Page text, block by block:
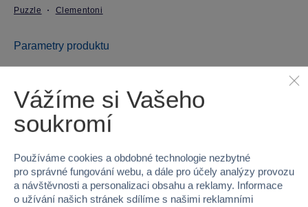
Puzzle Clementoni
Parametry produktu
Kód produktu
Věk od 6
Vážíme si Vašeho
soukromí
Používáme cookies a obdobné technologie nezbytné
pro správné fungování webu, a dále pro účely analýzy provozu
a návštěvnosti a personalizaci obsahu a reklamy. Informace
o užívání našich stránek sdílíme s našimi reklamními